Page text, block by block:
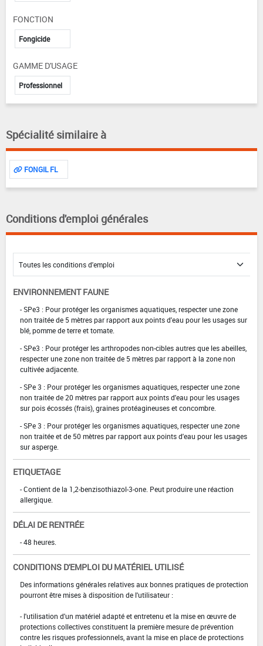
FONCTION
Fongicide
GAMME D'USAGE
Professionnel
Spécialité similaire à
FONGIL FL
Conditions d'emploi générales
ENVIRONNEMENT FAUNE
- SPe3 : Pour protéger les organismes aquatiques, respecter une zone
non traitée de 5 mètres par rapport aux points d'eau pour les usages sur
blé, pomme de terre et tomate.
- SPe3 : Pour protéger les arthropodes non-cibles autres que les abeilles,
respecter une zone non traitée de 5 mètres par rapport à la zone non
cultivée adjacente.
- SPe 3 : Pour protéger les organismes aquatiques, respecter une zone
non traitée de 20 mètres par rapport aux points d'eau pour les usages
sur pois écossés (frais), graines protéagineuses et concombre.
- SPe 3 : Pour protéger les organismes aquatiques, respecter une zone
non traitée et de 50 mètres par rapport aux points d'eau pour les usages
sur asperge.
ETIQUETAGE
- Contient de la 1,2-benzisothiazol-3-one. Peut produire une réaction
allergique.
DÉLAI DE RENTRÉE
- 48 heures.
CONDITIONS D'EMPLOI DU MATÉRIEL UTILISÉ
Des informations générales relatives aux bonnes pratiques de protection
pourront être mises à disposition de l'utilisateur :
- l'utilisation d'un matériel adapté et entretenu et la mise en œuvre de
protections collectives constituent la première mesure de prévention
contre les risques professionnels, avant la mise en place de protections